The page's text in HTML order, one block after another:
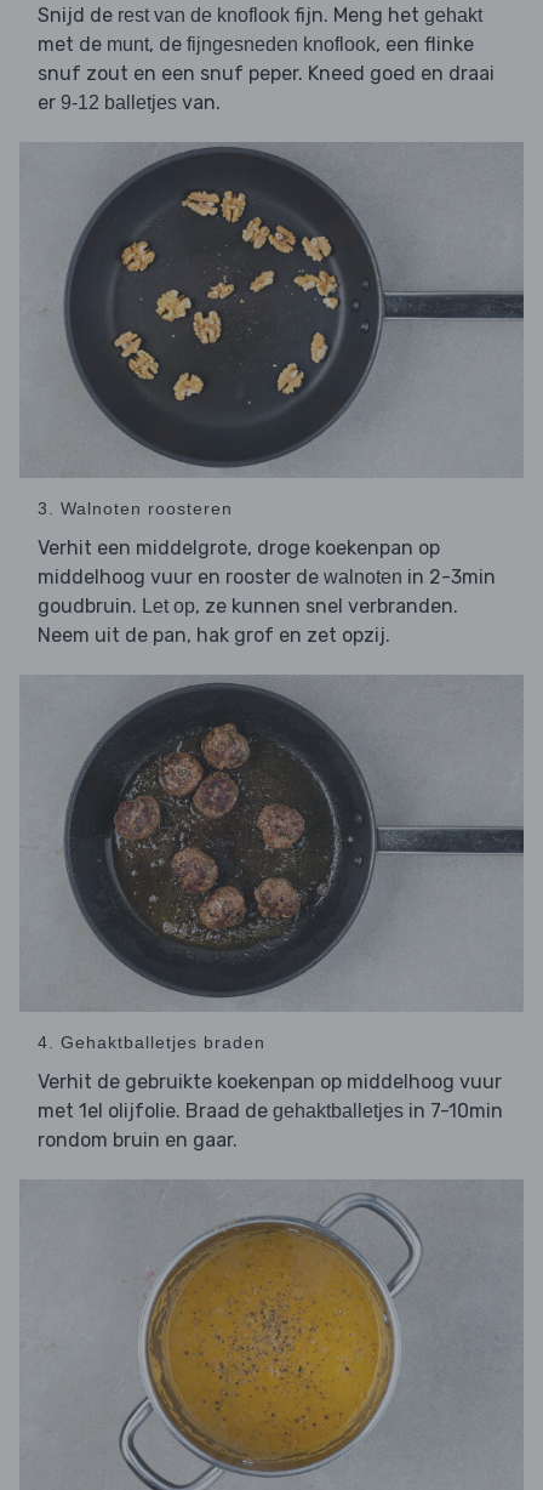
Snijd de rest van de knoflook fijn. Meng het gehakt
met de munt, de fijngesneden knoflook, een flinke
snuf zout en een snuf peper. Kneed goed en draai
er 9-12 balletjes van.
3. Walnoten roosteren
Verhit een middelgrote, droge koekenpan op
middelhoog vuur en rooster de walnoten in 2-3min
goudbruin. Let op, ze kunnen snel verbranden.
Neem uit de pan, hak grof en zet opzij.
4. Gehaktballetjes braden
Verhit de gebruikte koekenpan op middelhoog vuur
met 1el olijfolie. Braad de gehaktballetjes in 7-10min
rondom bruin en gaar.